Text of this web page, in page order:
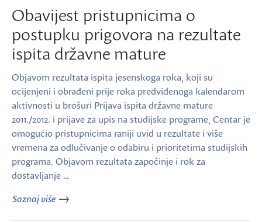
Obavijest pristupnicima o
postupku prigovora na rezultate
ispita državne mature
Objavom rezultata ispita jesenskoga roka, koji su
ocijenjeni i obrađeni prije roka predviđenoga kalendarom
aktivnosti u brošuri Prijava ispita državne mature
2011./2012. i prijave za upis na studijske programe, Centar je
omogućio pristupnicima raniji uvid u rezultate i više
vremena za odlučivanje o odabiru i prioritetima studijskih
programa. Objavom rezultata započinje i rok za
dostavljanje …
Saznaj više